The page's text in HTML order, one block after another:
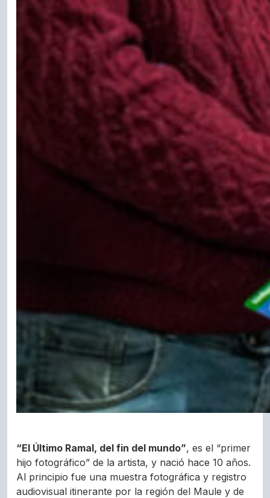
“El Último Ramal, del fin del mundo”, es el “primer
hijo fotográfico” de la artista, y nació hace 10 años.
Al principio fue una muestra fotográfica y registro
audiovisual itinerante por la región del Maule y de